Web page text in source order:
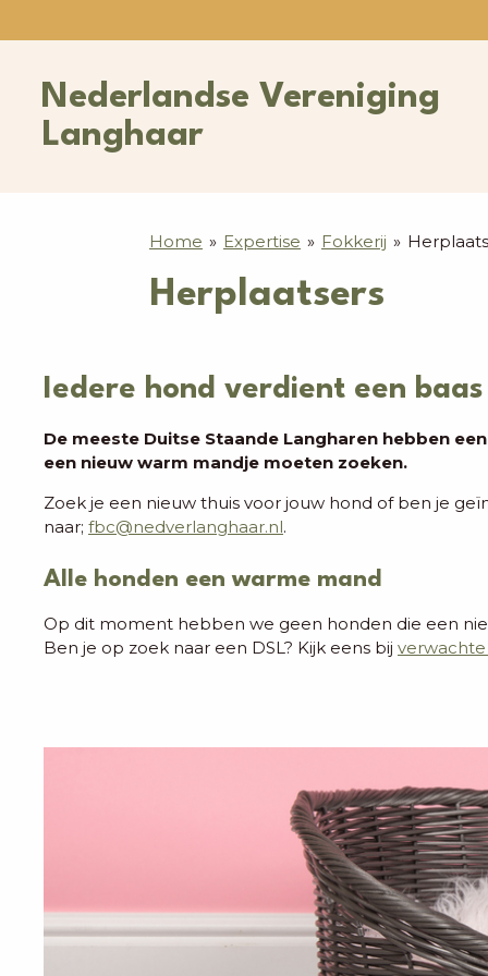
direct
hoofdinhoud
Nederlandse Vereniging
Langhaar
Home » Expertise » Fokkerij »
Herplaatsers
Iedere hond verdient een
De meeste Duitse Staande Langharen hebben
een nieuw warm mandje moeten zoeken.
Zoek je een nieuw thuis voor jouw hond of ben je
naar; fbc@nedverlanghaar.nl.
Alle honden een warme mand
Op dit moment hebben we geen honden die een
Ben je op zoek naar een DSL? Kijk eens bij verwachte